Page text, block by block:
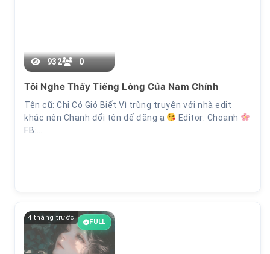
932 0
Tôi Nghe Thấy Tiếng Lòng Của Nam Chính
Tên cũ: Chỉ Có Gió Biết Vì trùng truyện với nhà edit
khác nên Chanh đổi tên để đăng ạ
Editor: Choanh
FB:…
4 tháng trước
FULL